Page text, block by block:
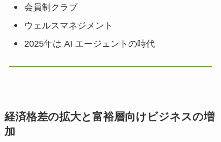
会員制クラブ
ウェルスマネジメント
2025年は AI エージェントの時代
経済格差の拡大と富裕層向けビジネスの増
加